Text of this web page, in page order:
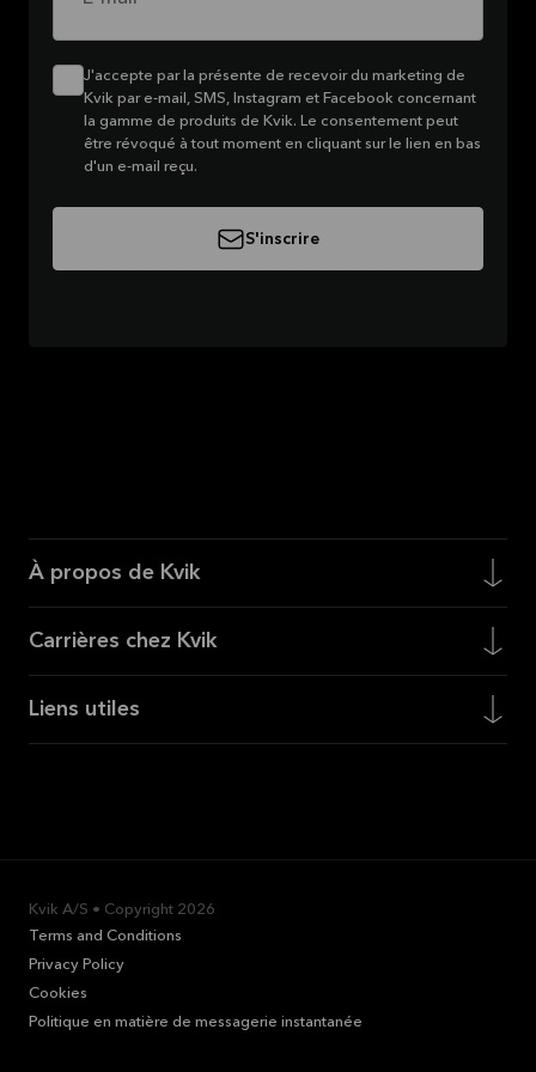
J'accepte par la présente de recevoir du marketing de
Kvik par e-mail, SMS, Instagram et Facebook concernant
la gamme de produits de Kvik. Le consentement peut
être révoqué à tout moment en cliquant sur le lien en bas
d'un e-mail reçu.
S'inscrire
À propos de Kvik
Carrières chez Kvik
Liens utiles
Kvik A/S • Copyright 2026
Terms and Conditions
Privacy Policy
Cookies
Politique en matière de messagerie instantanée